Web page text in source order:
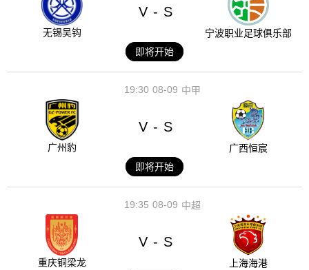
无锡吴钩
V - S
宁波职业足球俱乐部
即将开始
08-09
19:30 中甲
广州豹
V - S
广西恒宸
即将开始
08-09
19:35 中超
重庆铜梁龙
V - S
上海海港